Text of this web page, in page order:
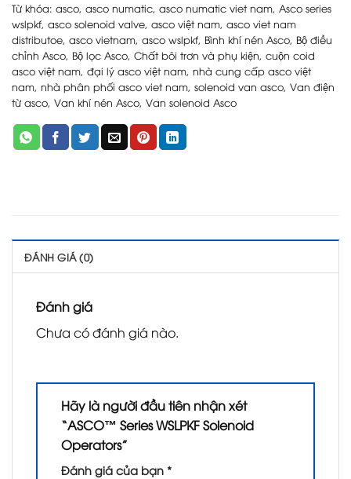
Từ khóa: asco, asco numatic, asco numatic viet nam, Asco series
wslpkf, asco solenoid valve, asco việt nam, asco viet nam
distributoe, asco vietnam, asco wslpkf, Bình khí nén Asco, Bộ điều
chỉnh Asco, Bộ lọc Asco, Chất bôi trơn và phụ kiện, cuộn coid
asco việt nam, đại lý asco việt nam, nhà cung cấp asco việt
nam, nhà phân phối asco viet nam, solenoid van asco, Van điện
từ asco, Van khí nén Asco, Van solenoid Asco
ĐÁNH GIÁ (0)
Đánh giá
Chưa có đánh giá nào.
Hãy là người đầu tiên nhận xét
“ASCO™ Series WSLPKF Solenoid
Operators”
Đánh giá của bạn *